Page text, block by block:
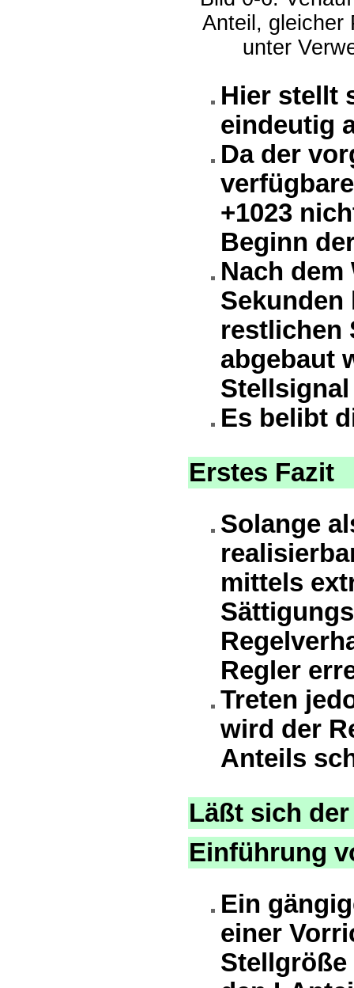
Anteil, gleicher
unter
Hier stellt
eindeutig
Da der
+1023
Beginn
Nach dem
Sekunden
restlichen
abgebaut
Es belibt
Erstes Fazit
Solange
mittels
Regler
Treten
wird der
Anteils
Läßt sich
Einführung
Ein
einer
Stellgröße